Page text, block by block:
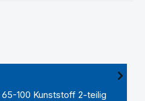
65-100 Kunststoff 2-teilig